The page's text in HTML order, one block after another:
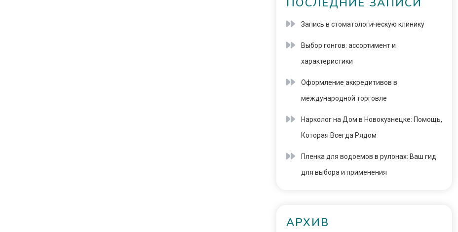
ПОСЛЕДНИЕ ЗАПИСИ
Запись в стоматологическую клинику
Выбор гонгов: ассортимент и
характеристики
Оформление аккредитивов в
международной торговле
Нарколог на Дом в Новокузнецке: Помощь,
Которая Всегда Рядом
Пленка для водоемов в рулонах: Ваш гид
для выбора и применения
АРХИВ